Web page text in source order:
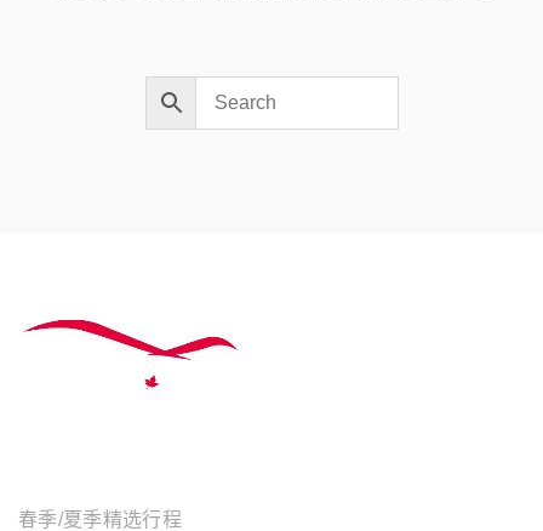
春季/夏季精选行程